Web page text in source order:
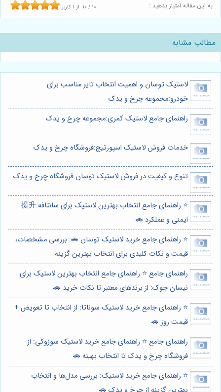
به این مقاله امتیاز بدهید : 10 / 10 از 1 کاربر
مطالب مشابه
لاستیک توسان و اهمیت انتخاب تایر مناسب برای
خودرو:مجموعه چرخ و یدک
راهنمای جامع لاستیک کمری:مجموعه چرخ و یدک
خدمات فروش لاستیک اسپورتیج:فروشگاه چرخ و یدک
تنوع و کیفیت در فروش لاستیک توسان:فروشگاه چرخ و یدک
⭐️ راهنمای جامع انتخاب بهترین لاستیک برای سانتافه:提升
ایمنی و عملکرد 🚗
⭐️ راهنمای جامع خرید لاستیک توسان 🚗: بررسی مشخصات،
قیمت و نکات کلیدی برای انتخاب بهترین گزینه
راهنمای جامع ⭐️ راهنمای جامع انتخاب بهترین لاستیک برای
نیسان جوک: از برندهای معتبر تا نکات خرید 🚗
⭐️ راهنمای جامع خرید لاستیک سوناتا: از انتخاب تا تعویض +
قیمت روز 🚗
راهنمای جامع ⭐️ راهنمای جامع خرید لاستیک سوزوکی: از
فروشگاه چرخ و یدک تا انتخاب بهینه 🚗
⭐️ راهنمای جامع خرید لاستیک: بررسی مدل‌ها و انتخاب